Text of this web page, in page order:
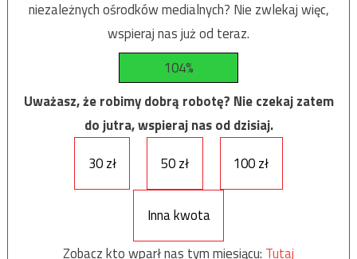
niezależnych ośrodków medialnych? Nie zwlekaj więc,
wspieraj nas już od teraz.
104%
Uważasz, że robimy dobrą robotę? Nie czekaj zatem
do jutra, wspieraj nas od dzisiaj.
30 zł
50 zł 100 zł
Inna kwota
Zobacz kto wparł nas tym miesiącu: Tutaj